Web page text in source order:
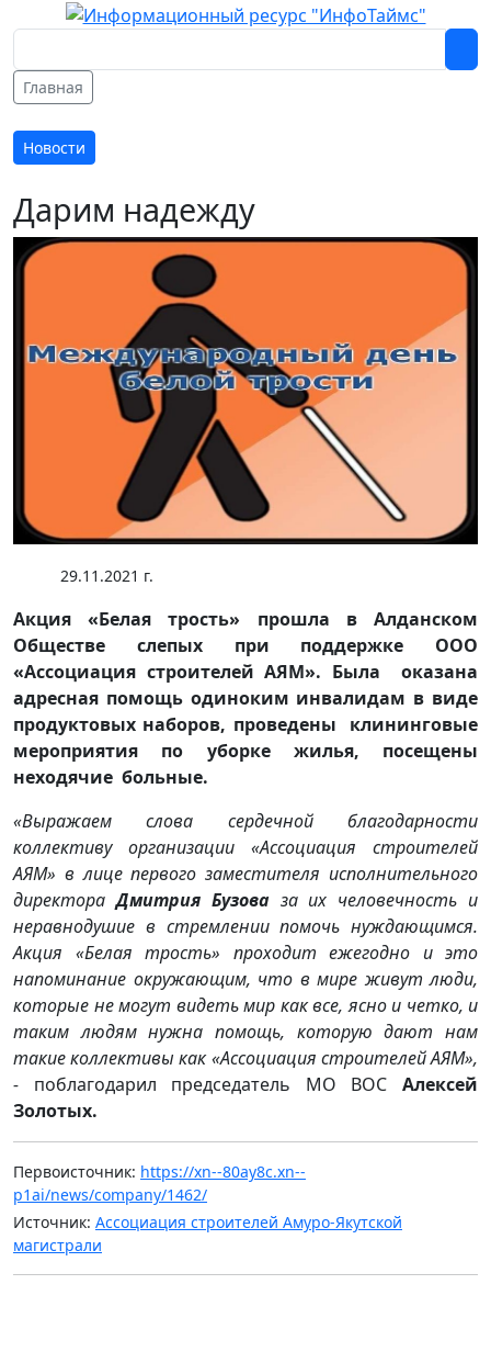
Главная
Новости
Дарим надежду
29.11.2021 г.
Акция «Белая трость» прошла в Алданском
Обществе слепых при поддержке ООО
«Ассоциация строителей АЯМ». Была оказана
адресная помощь одиноким инвалидам в виде
продуктовых наборов, проведены клининговые
мероприятия по уборке жилья, посещены
неходячие больные.
«Выражаем слова сердечной благодарности
коллективу организации «Ассоциация строителей
АЯМ» в лице первого заместителя исполнительного
директораДмитрия Бузова за их человечность и
неравнодушие в стремлении помочь нуждающимся.
Акция «Белая трость» проходит ежегодно и это
напоминание окружающим, что в мире живут люди,
которые не могут видеть мир как все, ясно и четко, и
таким людям нужна помощь, которую дают нам
такие коллективы как «Ассоциация строителей АЯМ»,
- поблагодарил председатель МО ВОСАлексей
Золотых.
Первоисточник: https://xn--80ay8c.xn--
p1ai/news/company/1462/
Источник: Ассоциация строителей Амуро-Якутской
магистрали